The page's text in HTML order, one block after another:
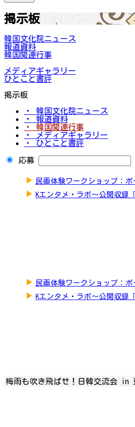
掲示板
韓国文化院ニュース
報道資料
韓国関連行事
メディアギャラリー
ひとこと書評
掲示板
・ 韓国文化院ニュース
・ 報道資料
・ 韓国関連行事
・ メディアギャラリー
・ ひとこと書評
応募
▶ 民画体験ワークショップ：
▶ Kエンタメ・ラボ～公開収録
▶ 民画体験ワークショップ：
▶ Kエンタメ・ラボ～公開収録
梅雨も吹き飛ばせ！日韓交流会 in